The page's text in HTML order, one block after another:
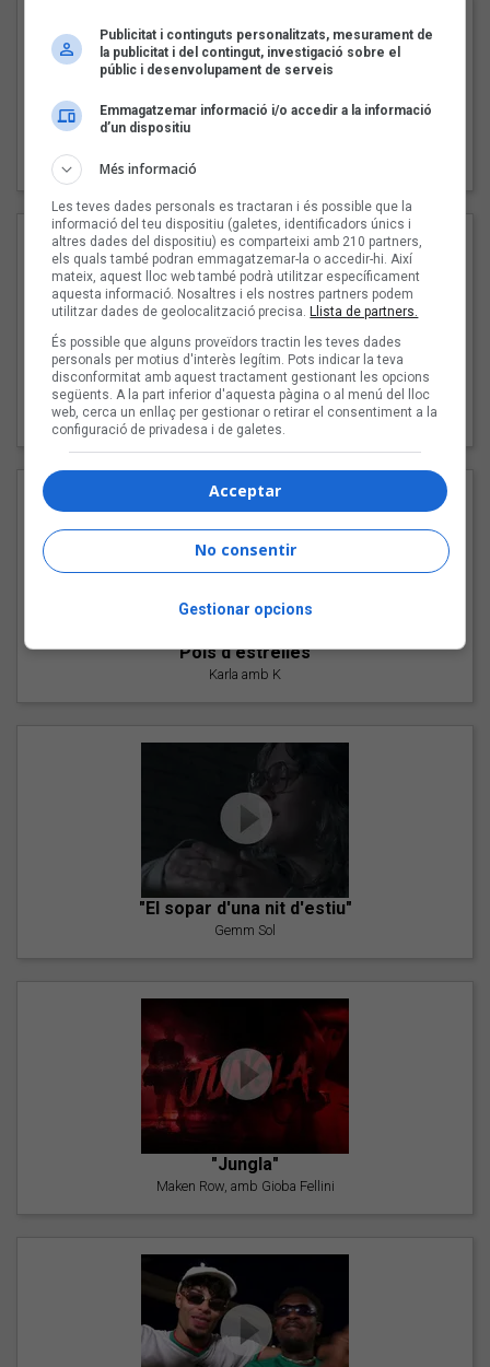
Pep Álvarez amb Joan Muntaner (Xanguito)
"Les cabres"
94 Rules amb Compte
"Pols d'estrelles"
Karla amb K
"El sopar d'una nit d'estiu"
Gemm Sol
"Jungla"
Maken Row, amb Gioba Fellini
Publicitat i continguts personalitzats, mesurament de
la publicitat i del contingut, investigació sobre el
públic i desenvolupament de serveis
Emmagatzemar informació i/o accedir a la informació
d’un dispositiu
Més informació
Les teves dades personals es tractaran i és possible que la
informació del teu dispositiu (galetes, identificadors únics i
altres dades del dispositiu) es comparteixi amb 210 partners,
els quals també podran emmagatzemar-la o accedir-hi. Així
mateix, aquest lloc web també podrà utilitzar específicament
aquesta informació. Nosaltres i els nostres partners podem
utilitzar dades de geolocalització precisa.Llista de partners.
És possible que alguns proveïdors tractin les teves dades
personals per motius d'interès legítim. Pots indicar la teva
disconformitat amb aquest tractament gestionant les opcions
següents. A la part inferior d'aquesta pàgina o al menú del lloc
web, cerca un enllaç per gestionar o retirar el consentiment a la
configuració de privadesa i de galetes.
Acceptar
No consentir
Gestionar opcions